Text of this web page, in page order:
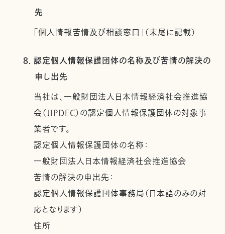
先
「個人情報苦情及び相談窓口」（末尾に記載）
8. 認定個人情報保護団体の名称及び苦情の解決の
申し出先
当社は、一般財団法人日本情報経済社会推進協
会（JIPDEC）の認定個人情報保護団体の対象事
業者です。
認定個人情報保護団体の名称：
一般財団法人日本情報経済社会推進協会
苦情の解決の申出先：
認定個人情報保護団体事務局（日本語のみの対
応となります）
住所